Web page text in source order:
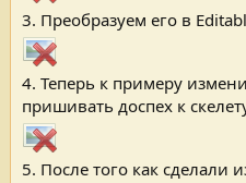
3. Преобразуем его в
4. Теперь к примеру
пришивать доспех к
5. После того как сделали